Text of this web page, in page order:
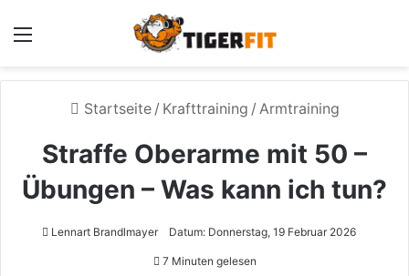
Startseite / Krafttraining / Armtraining
Straffe Oberarme mit 50 –
Übungen – Was kann ich tun?
Lennart Brandlmayer Datum: Donnerstag, 19 Februar 2026
7 Minuten gelesen